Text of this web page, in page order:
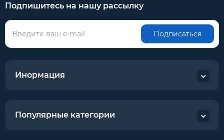
Подпишитесь на нашу рассылку
Подписаться
Инормация
Популярные категории